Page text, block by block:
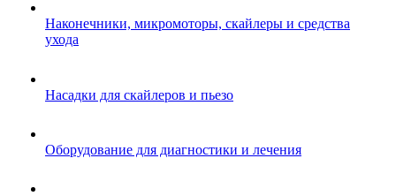
Наконечники, микромоторы, скайлеры и средства
ухода
Насадки для скайлеров и пьезо
Оборудование для диагностики и лечения